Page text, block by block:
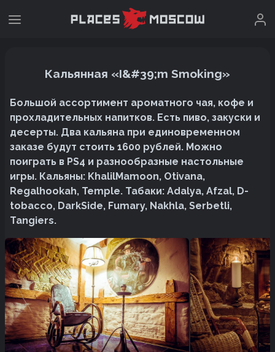
Кальянная «I&#39;m Smoking»
Большой ассортимент ароматного чая, кофе и
прохладительных напитков. Есть пиво, закуски и
десерты. Два кальяна при единовременном
заказе будут стоить 1600 рублей. Можно
поиграть в PS4 и разнообразные настольные
игры. Кальяны: KhalilMamoon, Otivana,
Regalhookah, Temple. Табаки: Adalya, Afzal, D-
tobacco, DarkSide, Fumary, Nakhla, Serbetli,
Tangiers.